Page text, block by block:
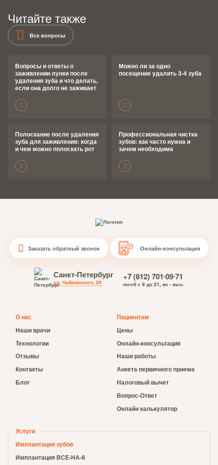
Читайте также
Все вопросы
Вопросы и ответы о
заживлении лунки после
удаления зуба и что делать,
если она долго не заживает
Можно ли за одно
посещение удалить 3-4 зуба
Полоскание после удаления
зуба для заживления: когда
и чем можно полоскать рот
Профессиональная чистка
зубов: как часто нужна и
зачем необходима
Санкт-Петербург
ул. Чайковского, 25
+7 (812) 701∙09∙71
пн-сб с 9 до 21, вс - вых.
Заказать обратный звонок Онлайн-консультация
О нас
Наши врачи
Технологии
Отзывы
Контакты
Блог
Пациентам
Цены
Онлайн-консультация
Наши работы
Анкета первичного приема
Налоговый вычет
Вопрос-Ответ
Онлайн калькулятор
Услуги
Имплантация зубов
Имплантация ВСЕ-НА-6